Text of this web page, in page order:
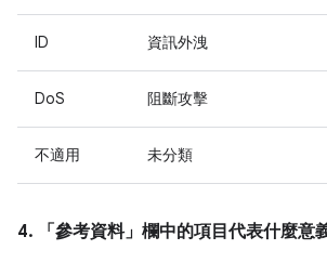
ID 資訊外洩
DoS 阻斷攻擊
不適用 未分類
4. 「參考資料」 欄中的項目代表什麼意